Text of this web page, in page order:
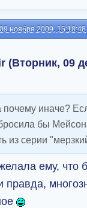
ноября 2009, 15:18:48
(Вторник, 09
почему иначе?
бы
из серии
ему, что
правда,